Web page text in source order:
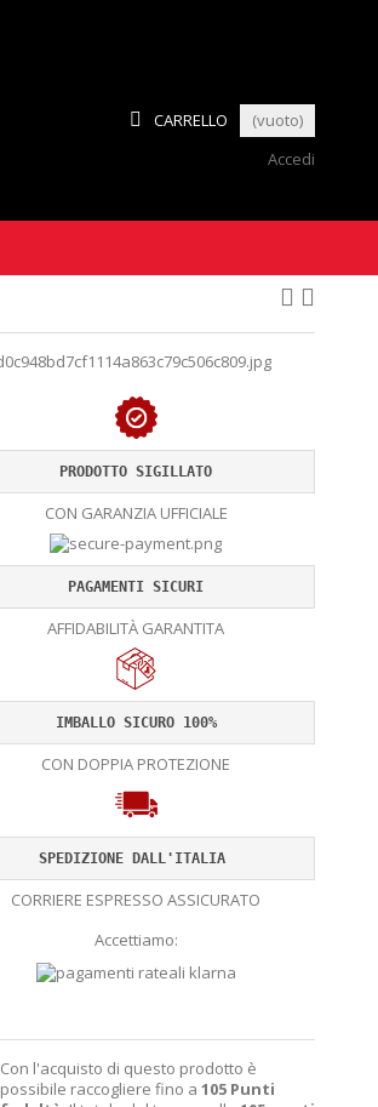
CARRELLO
(vuoto)
Accedi
PRODOTTO SIGILLATO
CON GARANZIA UFFICIALE
PAGAMENTI SICURI
AFFIDABILITÀ GARANTITA
IMBALLO SICURO 100%
CON DOPPIA PROTEZIONE
SPEDIZIONE DALL'ITALIA
CORRIERE ESPRESSO ASSICURATO
Accettiamo:
Con l'acquisto di questo prodotto è
possibile raccogliere fino a 105Punti